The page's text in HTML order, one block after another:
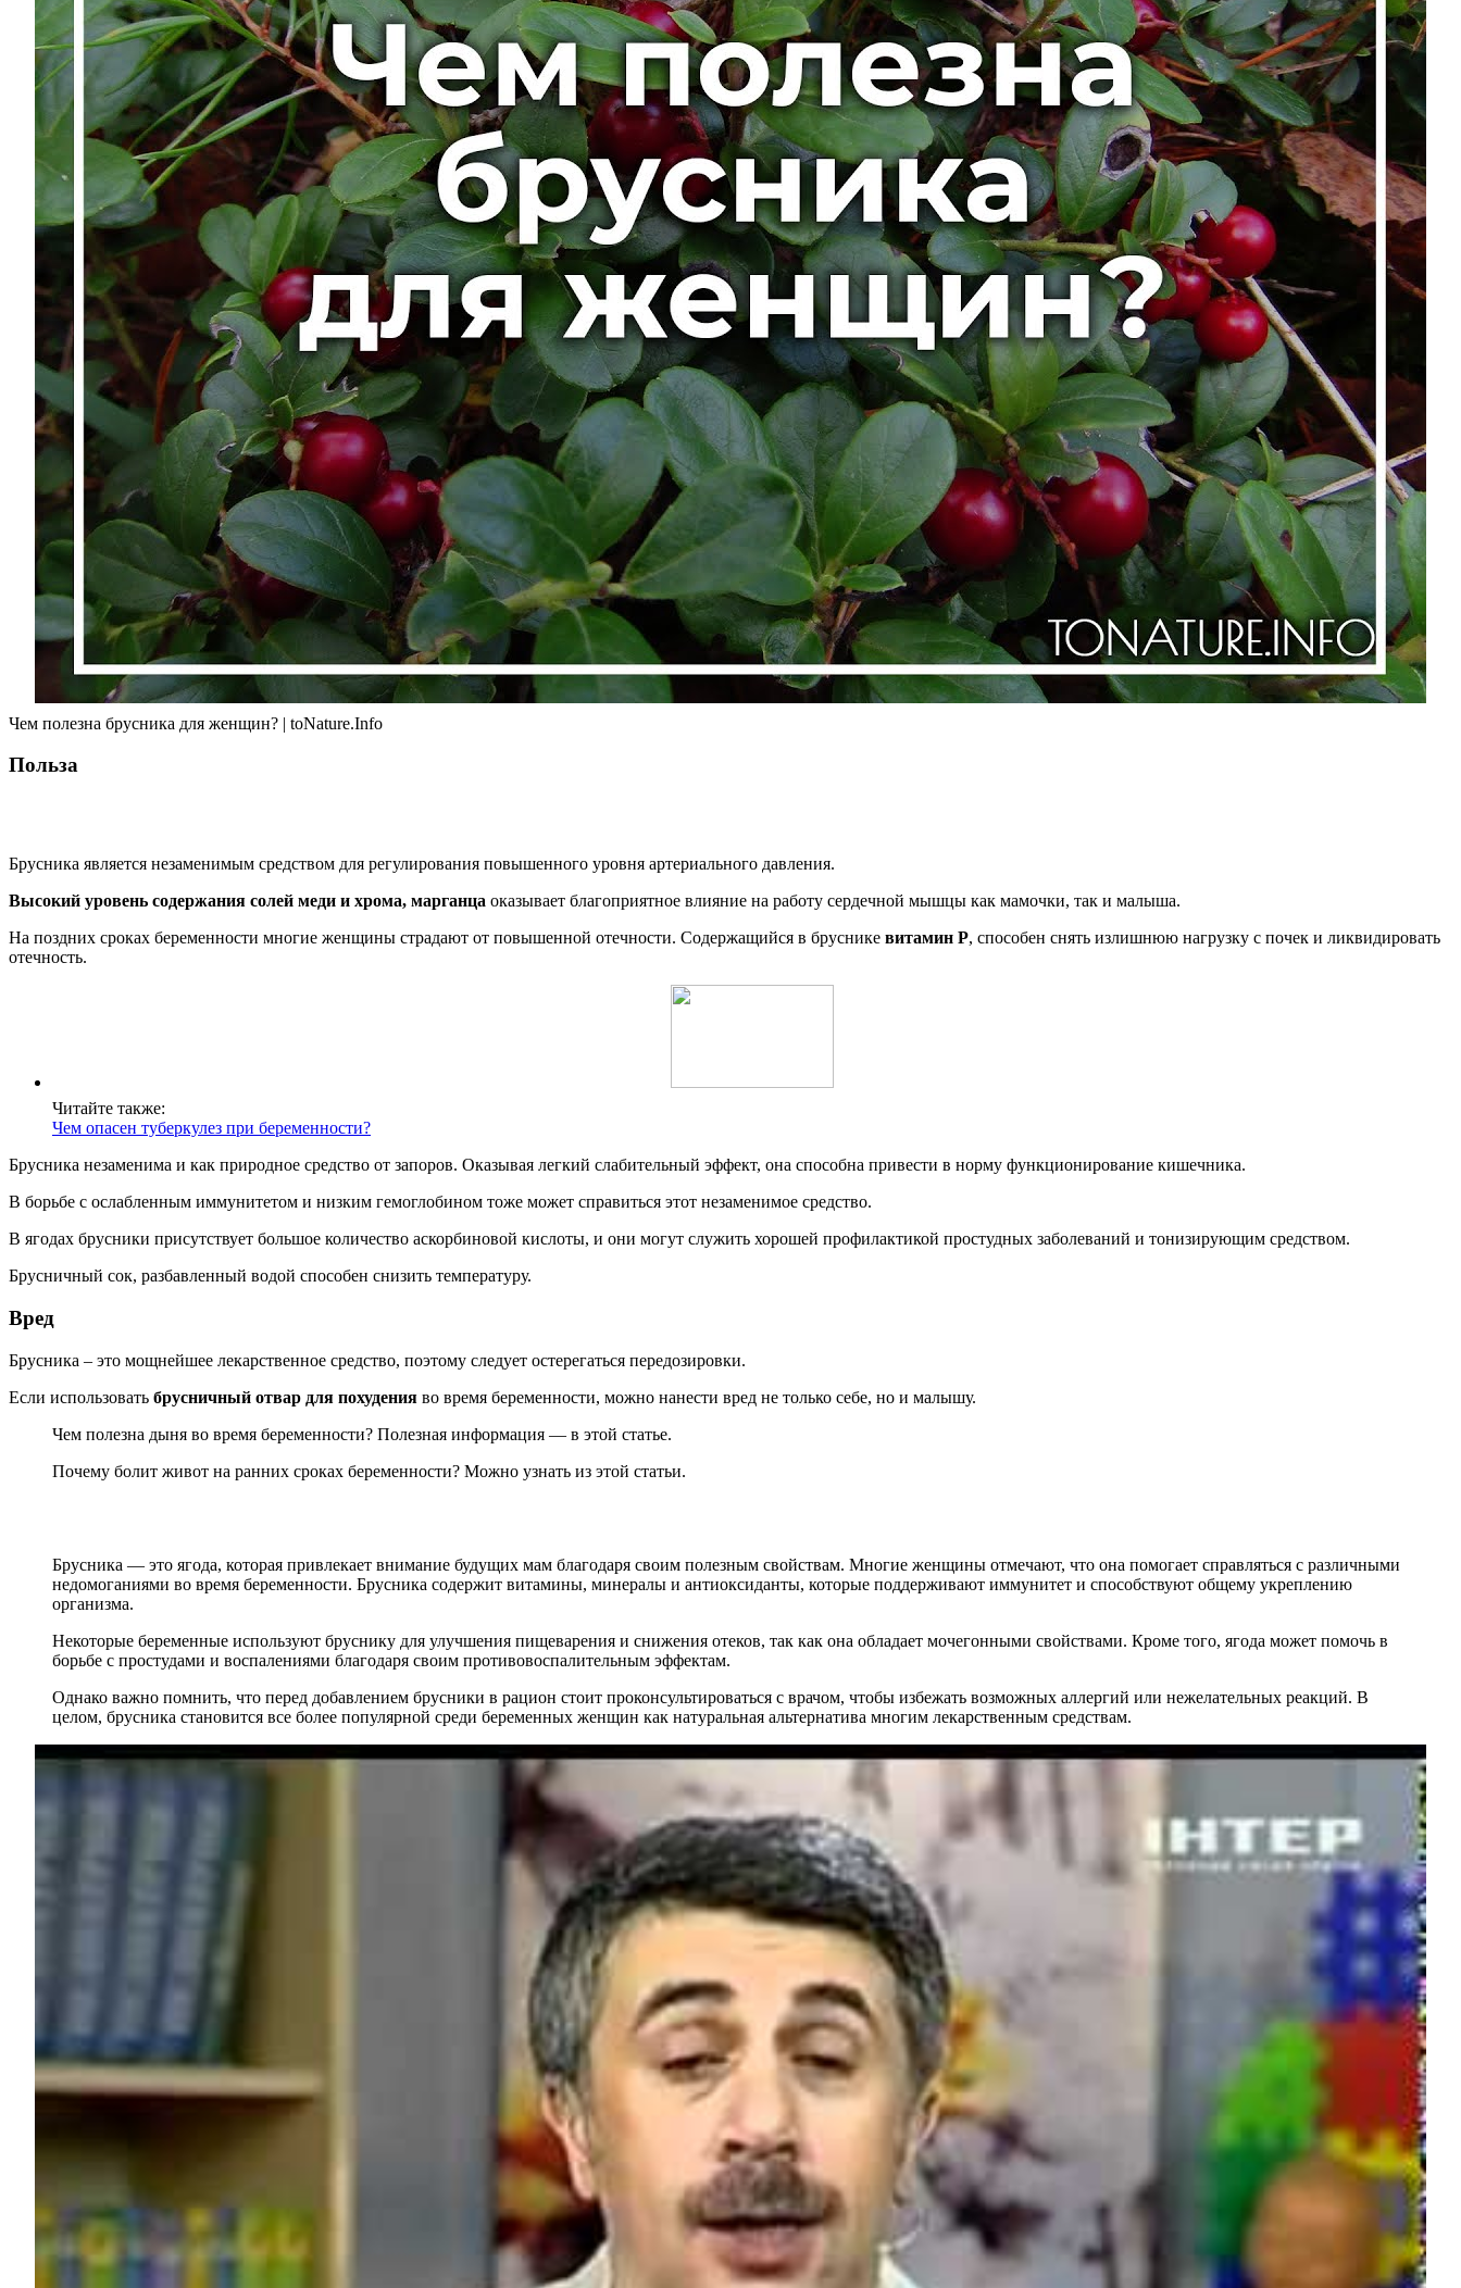
Чем полезна брусника для женщин? | toNature.Info
Польза
Брусника является незаменимым средством для регулирования повышенного уровня артериального давления.
Высокий уровень содержания солей меди и хрома, марганца оказывает благоприятное влияние на работу сердечной мышцы как мамочки, так и малыша.
На поздних сроках беременности многие женщины страдают от повышенной отечности. Содержащийся в бруснике витамин Р, способен снять излишнюю нагрузку с почек и ликвидировать
отечность.
Читайте также:
Чем опасен туберкулез при беременности?
Брусника незаменима и как природное средство от запоров. Оказывая легкий слабительный эффект, она способна привести в норму функционирование кишечника.
В борьбе с ослабленным иммунитетом и низким гемоглобином тоже может справиться этот незаменимое средство.
В ягодах брусники присутствует большое количество аскорбиновой кислоты, и они могут служить хорошей профилактикой простудных заболеваний и тонизирующим средством.
Брусничный сок, разбавленный водой способен снизить температуру.
Вред
Брусника – это мощнейшее лекарственное средство, поэтому следует остерегаться передозировки.
Если использовать брусничный отвар для похудения во время беременности, можно нанести вред не только себе, но и малышу.
Чем полезна дыня во время беременности? Полезная информация — в этой статье.
Почему болит живот на ранних сроках беременности? Можно узнать из этой статьи.
Брусника — это ягода, которая привлекает внимание будущих мам благодаря своим полезным свойствам. Многие женщины отмечают, что она помогает справляться с различными
недомоганиями во время беременности. Брусника содержит витамины, минералы и антиоксиданты, которые поддерживают иммунитет и способствуют общему укреплению
организма.
Некоторые беременные используют бруснику для улучшения пищеварения и снижения отеков, так как она обладает мочегонными свойствами. Кроме того, ягода может помочь в
борьбе с простудами и воспалениями благодаря своим противовоспалительным эффектам.
Однако важно помнить, что перед добавлением брусники в рацион стоит проконсультироваться с врачом, чтобы избежать возможных аллергий или нежелательных реакций. В
целом, брусника становится все более популярной среди беременных женщин как натуральная альтернатива многим лекарственным средствам.